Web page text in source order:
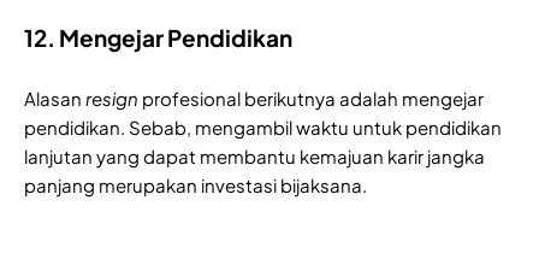
12. Mengejar Pendidikan
Alasan resign profesional berikutnya adalah mengejar
pendidikan. Sebab, mengambil waktu untuk pendidikan
lanjutan yang dapat membantu kemajuan karir jangka
panjang merupakan investasi bijaksana.